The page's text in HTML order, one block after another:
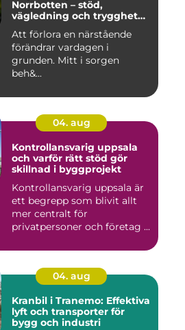
Norrbotten – stöd,
vägledning och trygghet
Att förlora en närstående
förändrar vardagen i
grunden. Mitt i sorgen
beh&...
04. aug
Kontrollansvarig uppsala
och varför rätt stöd gör
skillnad i byggprojekt
Kontrollansvarig uppsala är
ett begrepp som blivit allt
mer centralt för
privatpersoner och företag ...
04. aug
Kranbil i Tranemo: Effektiva
lyft och transporter för
bygg och industri